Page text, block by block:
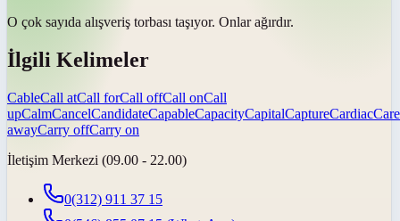
O çok sayıda alışveriş torbası taşıyor. Onlar ağırdır.
İlgili Kelimeler
CableCall atCall forCall offCall onCall
upCalmCancelCandidateCapableCapacityCapitalCaptureCardiacCare
awayCarry offCarry on
İletişim Merkezi (09.00 - 22.00)
0(312) 911 37 15